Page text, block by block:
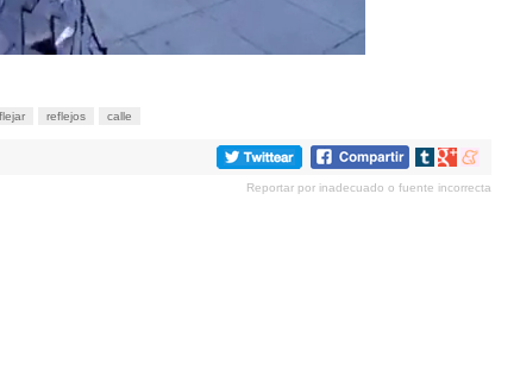
reflejos calle
Compartir
tumblr
Compartir
Google+
Compartir
meneame
Reportar por inadecuado o fuente incorrecta